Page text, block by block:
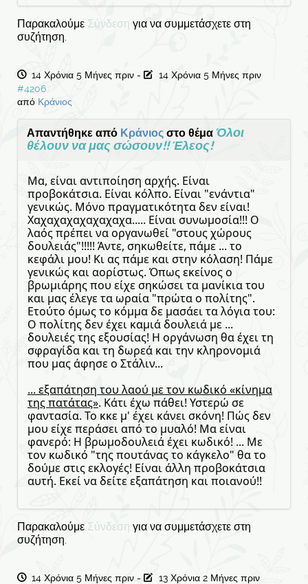
Παρακαλούμε Σύνδεση για να συμμετάσχετε στη
συζήτηση.
14 Χρόνια 5 Μήνες πριν -
14 Χρόνια 5 Μήνες πριν
#4206
από Κράνιος
Απαντήθηκε από Κράνιος στο θέμα Όλοι
θέλουν να μας σώσουν!! Έλεος!
Μα, είναι αντιποίηση αρχής. Είναι
προβοκάτσια. Είναι κόλπο. Είναι "ενάντια"
γενικώς. Μόνο πραγματικότητα δεν είναι!
Χαχαχαχαχαχαχαχα..... Είναι συνωμοσία!!! Ο
λαός πρέπει να οργανωθεί "στους χώρους
δουλειάς"!!!!! Άντε, σηκωθείτε, πάμε ... το
κεφάλι μου! Κι ας πάμε και στην κόλαση! Πάμε
γενικώς και αορίστως. Όπως εκείνος ο
βρωμιάρης που είχε σηκώσει τα μανίκια του
και μας έλεγε τα ωραία "πρώτα ο πολίτης".
Ετούτο όμως το κόμμα δε μασάει τα λόγια του:
Ο πολίτης δεν έχει καμιά δουλειά με ...
δουλειές της εξουσίας! Η οργάνωση θα έχει τη
σφραγίδα και τη δωρεά και την κληρονομιά
που μας άφησε ο Στάλιν...
... εξαπάτηση του λαού με τον κωδικό «κίνημα
της πατάτας». Κάτι έχω πάθει! Υστερώ σε
φαντασία. Το κκε μ' έχει κάνει σκόνη! Πώς δεν
μου είχε περάσει από το μυαλό! Μα είναι
φανερό: Η βρωμοδουλειά έχει κωδικό! ... Με
τον κωδικό "της πουτάνας το κάγκελο" θα το
δούμε στις εκλογές! Είναι άλλη προβοκάτσια
αυτή. Εκεί να δείτε εξαπάτηση και ποιανού!!
Παρακαλούμε Σύνδεση για να συμμετάσχετε στη
συζήτηση.
14 Χρόνια 5 Μήνες πριν -
13 Χρόνια 2 Μήνες πριν